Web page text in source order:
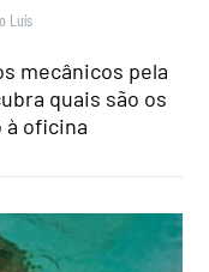
Luís
mecânicos pela
quais são os
à oficina